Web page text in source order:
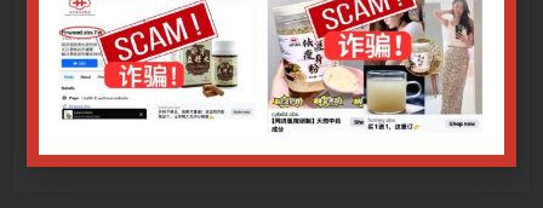
重庆市中医院 胡祥宇 副主任医师
3小时 | 2 学分 | 中文
Read More